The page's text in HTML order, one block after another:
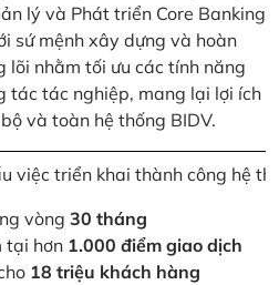
lý và Phát triển Core Banking
sứ mệnh xây dựng và hoàn
lõi nhằm tối ưu các tính năng
tác tác nghiệp, mang lại lợi ích
và toàn hệ thống BIDV.
việc triển khai thành công hệ
vòng 30 tháng
tại hơn 1.000 điểm giao dịch
18 triệu khách hàng